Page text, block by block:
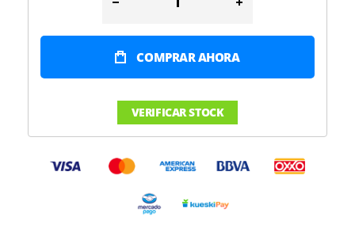
COMPRAR AHORA
VERIFICAR STOCK